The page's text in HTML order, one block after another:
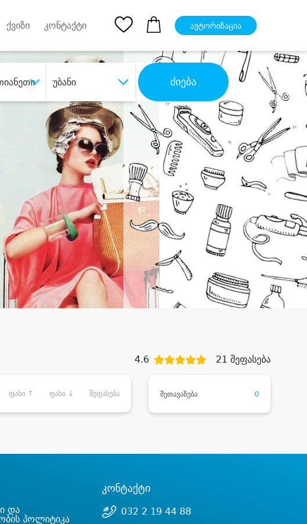
ქვიზი კონტაქტი ავტორიზაცია
უბანი ძიება
დიდი დანაზოგით
4.6 21 შეფასება
ფასი ↑ ფასი ↓ შეფასება შეთავაზება 0
და
პოლიტიკა
კონტაქტი
032 2 19 44 88